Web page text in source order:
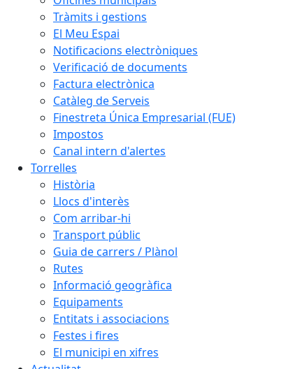
Tràmits i gestions
El Meu Espai
Notificacions electròniques
Verificació de documents
Factura electrònica
Catàleg de Serveis
Finestreta Única Empresarial (FUE)
Impostos
Canal intern d'alertes
Torrelles
Història
Llocs d'interès
Com arribar-hi
Transport públic
Guia de carrers / Plànol
Rutes
Informació geogràfica
Equipaments
Entitats i associacions
Festes i fires
El municipi en xifres